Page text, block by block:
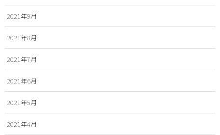
2021年9月
2021年8月
2021年7月
2021年6月
2021年5月
2021年4月